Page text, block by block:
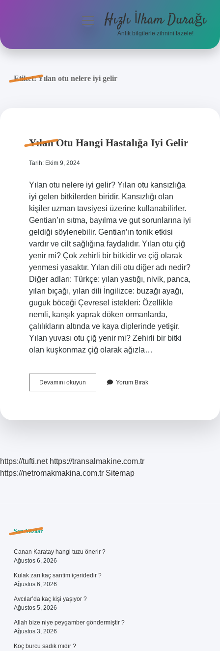
Anasayfa
menüyüHızlı İlham Durağı
Anlık bilgilerle zihnini tazele!
Etiket:Yılan otu nelere iyi gelir
Yılan Otu Hangi Hastalığa Iyi Gelir
Tarih: Ekim 9, 2024
Yılan otu nelere iyi gelir? Yılan otu kansızlığa
iyi gelen bitkilerden biridir. Kansızlığı olan
kişiler uzman tavsiyesi üzerine kullanabilirler.
Gentian’ın sıtma, bayılma ve gut sorunlarına iyi
geldiği söylenebilir. Gentian’ın tonik etkisi
vardır ve cilt sağlığına faydalıdır. Yılan otu çiğ
yenir mi? Çok zehirli bir bitkidir ve çiğ olarak
yenmesi yasaktır. Yılan dili otu diğer adı nedir?
Diğer adları: Türkçe: yılan yastığı, nivik, panca,
yılan bıçağı, yılan dili İngilizce: buzağı ayağı,
guguk böceği Çevresel istekleri: Özellikle
nemli, karışık yaprak döken ormanlarda,
çalılıkların altında ve kaya diplerinde yetişir.
Yılan yuvası otu çiğ yenir mi? Zehirli bir bitki
olan kuşkonmaz çiğ olarak ağızla…
Devamını okuyunYılan
Otu
Yorum Bırak
https://tufti.net https://transalmakine.com.tr
https://netromakmakina.com.tr Sitemap
Sidebar
Son Yazılar
Canan Karatay hangi tuzu önerir ?
Ağustos 6, 2026
Kulak zarı kaç santim içeridedir ?
Ağustos 6, 2026
Avcılar’da kaç kişi yaşıyor ?
Ağustos 5, 2026
Allah bize niye peygamber göndermiştir ?
Ağustos 3, 2026
Koç burcu sadık mıdır ?